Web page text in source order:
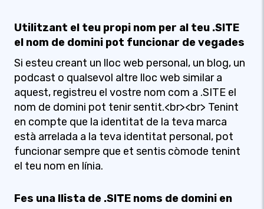
Utilitzant el teu propi nom per al teu .SITE
el nom de domini pot funcionar de vegades
Si esteu creant un lloc web personal, un blog, un
podcast o qualsevol altre lloc web similar a
aquest, registreu el vostre nom com a .SITE el
nom de domini pot tenir sentit.<br><br> Tenint
en compte que la identitat de la teva marca
està arrelada a la teva identitat personal, pot
funcionar sempre que et sentis còmode tenint
el teu nom en línia.
Fes una llista de .SITE noms de domini en